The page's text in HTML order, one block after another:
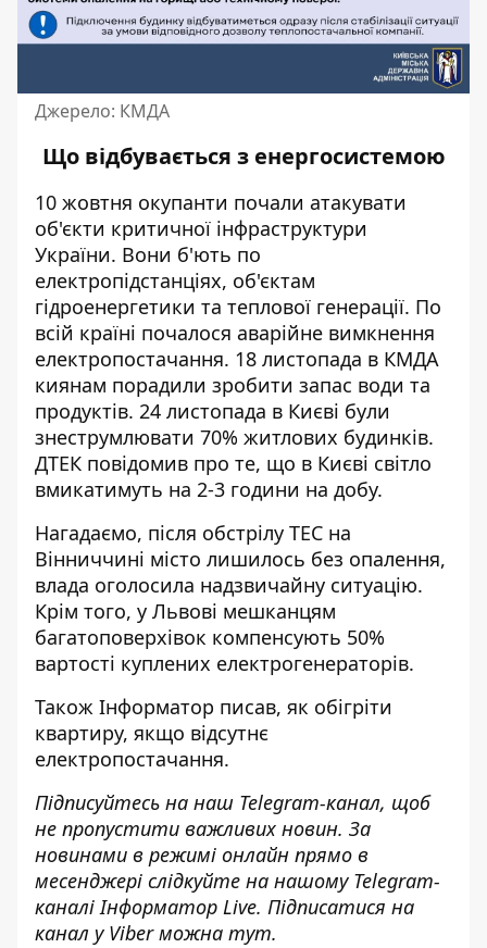
Джерело: КМДА
Що відбувається з енергосистемою
10 жовтня окупанти почали атакувати
об'єкти критичної інфраструктури
України. Вони б'ють по
електропідстанціях, об'єктам
гідроенергетики та теплової генерації. По
всій країні почалося аварійне вимкнення
електропостачання. 18 листопада в КМДА
киянам порадили зробити запас води та
продуктів. 24 листопада в Києві були
знеструмлювати 70% житлових будинків.
ДТЕК повідомив про те, що в Києві світло
вмикатимуть на 2-3 години на добу.
Нагадаємо, після обстрілу ТЕС на
Вінниччині місто лишилось без опалення,
влада оголосила надзвичайну ситуацію.
Крім того, у Львові мешканцям
багатоповерхівок компенсують 50%
вартості куплених електрогенераторів.
Також Інформатор писав, як обігріти
квартиру, якщо відсутнє
електропостачання.
Підписуйтесь на наш Telegram-канал, щоб
не пропустити важливих новин. За
новинами в режимі онлайн прямо в
месенджері слідкуйте на нашому Telegram-
каналіІнформатор Live. Підписатися на
канал у Viber можна тут.